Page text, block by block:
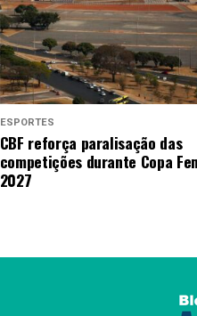
ESPORTES
CBF reforça paralisação das
competições durante Copa
2027